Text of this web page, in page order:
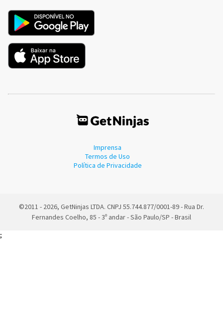
Imprensa
Termos de Uso
Política de Privacidade
©2011 - 2026, GetNinjas LTDA. CNPJ 55.744.877/0001-89 - Rua Dr.
Fernandes Coelho, 85 - 3º andar - São Paulo/SP - Brasil
;